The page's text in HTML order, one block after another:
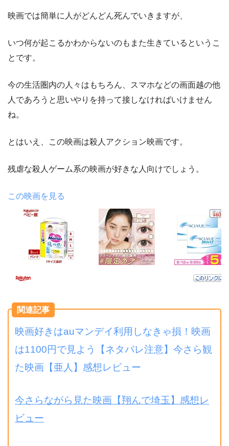
映画では簡単に人がどんどん死んでいきますが、
いつ何が起こるかわからないのもまた生きているというこ
とです。
今の生活圏内の人々はもちろん、スマホなどの画面越の他
人であろうと思いやりを持って接しなければいけません
ね。
とはいえ、この映画は殺人アクション映画です。
残虐な殺人ゲーム系の映画が好きな人向けでしょう。
この映画を見る
関連記事
映画好きはauマンデイ利用しなきゃ損！映画
は1100円で見よう
【ネタバレ注意】今さら観
た映画【亜人】感想レビュー
今さらながら見た映画【翔んで埼玉】感想レ
ビュー